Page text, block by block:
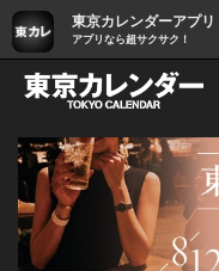
東京カレンダーアプリ
アプリなら超サクサク！